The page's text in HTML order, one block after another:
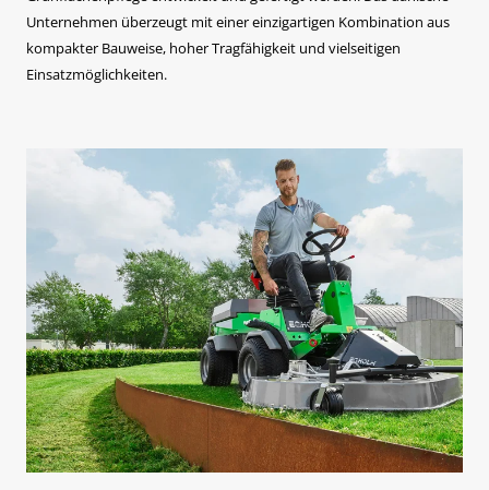
Unternehmen überzeugt mit einer einzigartigen Kombination aus
kompakter Bauweise, hoher Tragfähigkeit und vielseitigen
Einsatzmöglichkeiten.